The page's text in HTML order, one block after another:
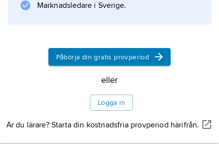
Marknadsledare i Sverige.
Påbörja din gratis provperiod
eller
Logga in
Är du lärare? Starta din kostnadsfria provperiod härifrån.